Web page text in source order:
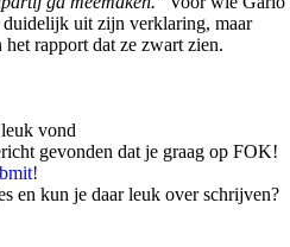
uit zijn verklaring, maar
rapport dat ze zwart zien.
vond
gevonden dat je graag op FOK!
en kun je daar leuk over schrijven?